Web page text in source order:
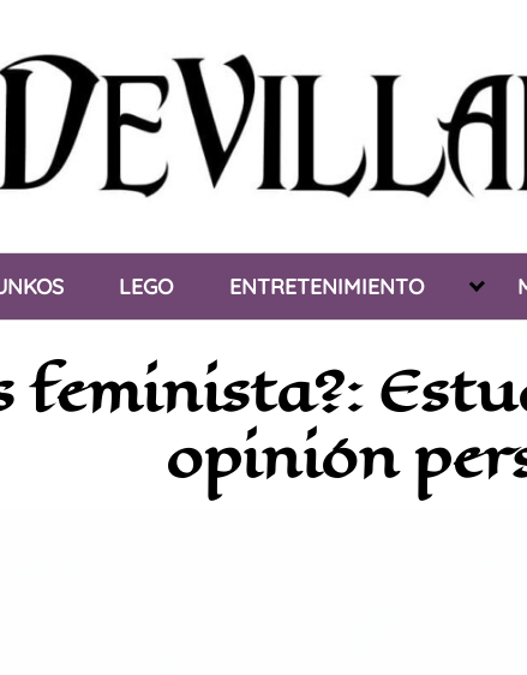
LEGO ENTRETENIMIENTO
feminista?:
opinión